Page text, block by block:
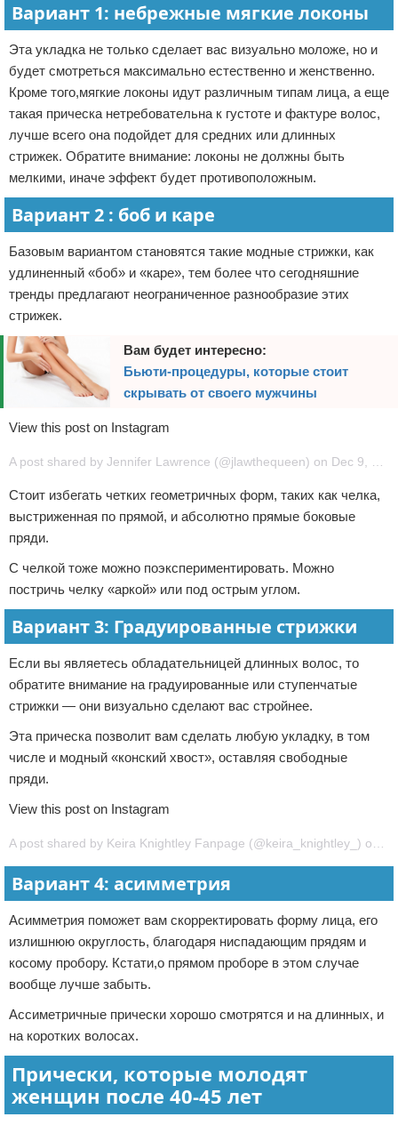
Вариант 1: небрежные мягкие локоны
Эта укладка не только сделает вас визуально моложе, но и
будет смотреться максимально естественно и женственно.
Кроме того,мягкие локоны идут различным типам лица, а еще
такая прическа нетребовательна к густоте и фактуре волос,
лучше всего она подойдет для средних или длинных
стрижек. Обратите внимание: локоны не должны быть
мелкими, иначе эффект будет противоположным.
Вариант 2 : боб и каре
Базовым вариантом становятся такие модные стрижки, как
удлиненный «боб» и «каре», тем более что сегодняшние
тренды предлагают неограниченное разнообразие этих
стрижек.
Вам будет интересно:
Бьюти-процедуры, которые стоит
скрывать от своего мужчины
View this post on Instagram
Стоит избегать четких геометричных форм, таких как челка,
выстриженная по прямой, и абсолютно прямые боковые
пряди.
С челкой тоже можно поэкспериментировать. Можно
постричь челку «аркой» или под острым углом.
Вариант 3: Градуированные стрижки
Если вы являетесь обладательницей длинных волос, то
обратите внимание на градуированные или ступенчатые
стрижки — они визуально сделают вас стройнее.
Эта прическа позволит вам сделать любую укладку, в том
числе и модный «конский хвост», оставляя свободные
пряди.
View this post on Instagram
Вариант 4: асимметрия
Асимметрия поможет вам скорректировать форму лица, его
излишнюю округлость, благодаря ниспадающим прядям и
косому пробору. Кстати,о прямом проборе в этом случае
вообще лучше забыть.
Ассиметричные прически хорошо смотрятся и на длинных, и
на коротких волосах.
Прически, которые молодят
женщин после 40-45 лет